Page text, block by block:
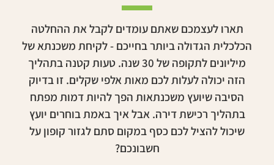
תארו לעצמכם שאתם עומדים לקבל את ההחלטה
הכלכלית הגדולה ביותר בחייכם - לקיחת משכנתא של
מיליונים לתקופה של 30 שנה. טעות קטנה בתהליך
הזה יכולה לעלות לכם מאות אלפי שקלים. זו בדיוק
הסיבה שיועץ משכנתאות הפך להיות דמות מפתח
בתהליך רכישת דירה. אבל איך באמת בוחרים יועץ
שיכול להציל לכם כסף במקום סתם לגזור קופון על
חשבונכם?